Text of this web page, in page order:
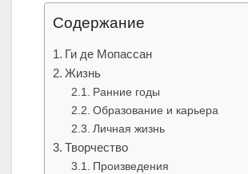
Содержание
Ги де Мопассан
Жизнь
Ранние годы
Образование и карьера
Личная жизнь
Творчество
Произведения